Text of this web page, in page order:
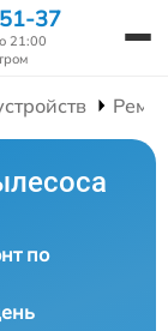
37
21:00
по